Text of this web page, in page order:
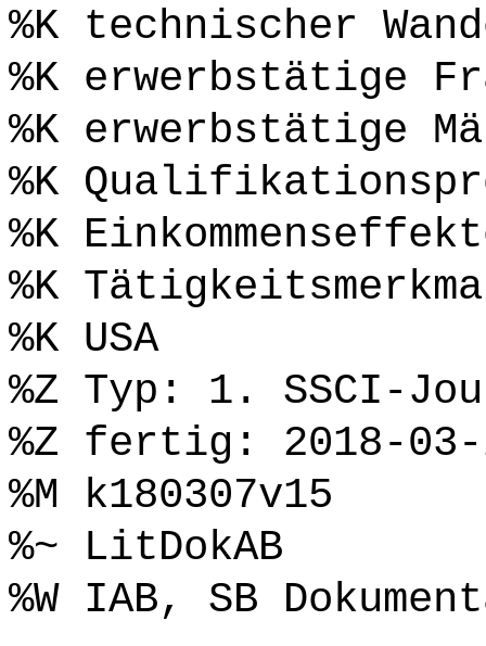
%K technischer
%K erwerbstätige
%K erwerbstätige
%K
%K
%K
%K USA
%Z Typ: 1. SSCI-
%Z fertig: 2018-03-
%M k180307v15
%~ LitDokAB
%W IAB, SB